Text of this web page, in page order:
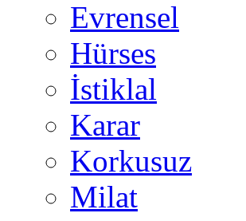
Evrensel
Hürses
İstiklal
Karar
Korkusuz
Milat